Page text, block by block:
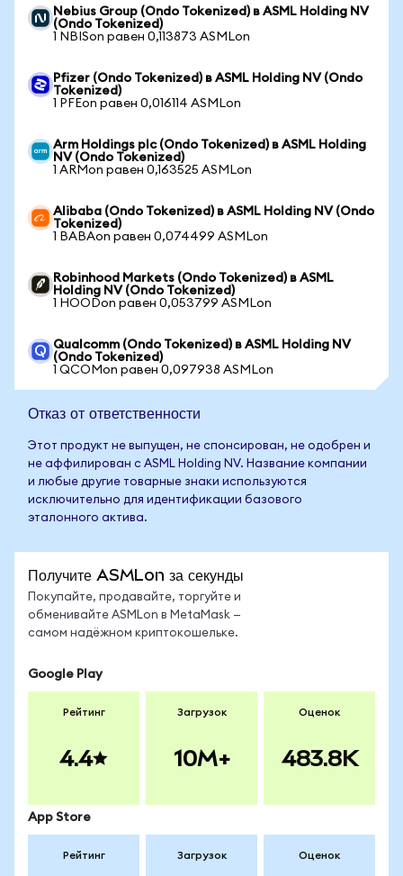
Nebius Group (Ondo Tokenized) в ASML Holding NV
(Ondo Tokenized)
1 NBISon равен 0,113873 ASMLon
Pfizer (Ondo Tokenized) в ASML Holding NV (Ondo
Tokenized)
1 PFEon равен 0,016114 ASMLon
Arm Holdings plc (Ondo Tokenized) в ASML Holding
NV (Ondo Tokenized)
1 ARMon равен 0,163525 ASMLon
Alibaba (Ondo Tokenized) в ASML Holding NV (Ondo
Tokenized)
1 BABAon равен 0,074499 ASMLon
Robinhood Markets (Ondo Tokenized) в ASML
Holding NV (Ondo Tokenized)
1 HOODon равен 0,053799 ASMLon
Qualcomm (Ondo Tokenized) в ASML Holding NV
(Ondo Tokenized)
1 QCOMon равен 0,097938 ASMLon
Отказ от ответственности
Этот продукт не выпущен, не спонсирован, не одобрен и
не аффилирован с ASML Holding NV. Название компании
и любые другие товарные знаки используются
исключительно для идентификации базового
эталонного актива.
Получите ASMLon за секунды
Покупайте, продавайте, торгуйте и
обменивайте ASMLon в MetaMask —
самом надёжном криптокошельке.
Google Play
Рейтинг
4.4
Загрузок
10M+
Оценок
483.8K
App Store
Рейтинг Загрузок Оценок